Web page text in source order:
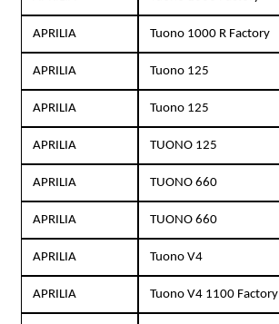
APRILIA Tuono 1000 R Factory
APRILIA Tuono 125
APRILIA Tuono 125
APRILIA TUONO 125
APRILIA TUONO 660
APRILIA TUONO 660
APRILIA Tuono V4
APRILIA Tuono V4 1100 Factory